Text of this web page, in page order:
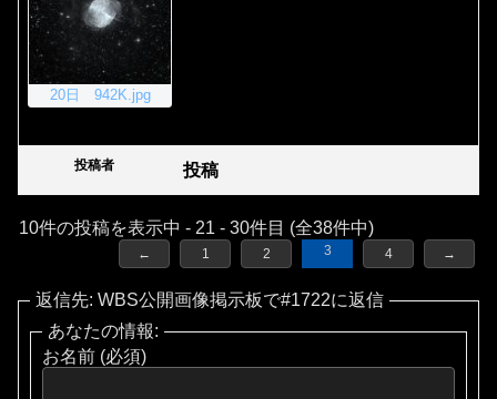
20日 942K.jpg
投稿者 投稿
10件の投稿を表示中 - 21 - 30件目 (全38件中)
← 1 2 3 4 →
返信先: WBS公開画像掲示板で#1722に返信
あなたの情報:
お名前 (必須)